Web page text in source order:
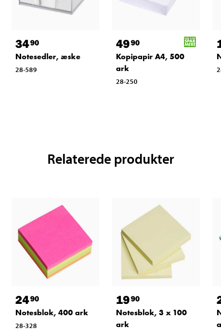
3490
Notesedler, æske
28-589
4990
Kopipapir A4, 500
ark
28-250
Relaterede produkter
2490
Notesblok, 400 ark
28-328
1990
Notesblok, 3 x 100
ark